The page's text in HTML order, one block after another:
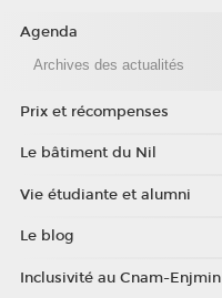
Agenda
Archives des actualités
Prix et récompenses
Le bâtiment du Nil
Vie étudiante et alumni
Le blog
Inclusivité au Cnam-Enjmin